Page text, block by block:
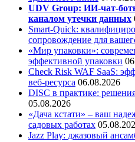
UDV Group: ИИ-чат-
каналом утечки данных
Smart-Quick:
сопровождение для
«Мир упаковки»:
эффективной упаковки
Check Risk WAF SaaS:
веб-ресурса 06.08.2026
DISC в практике:
05.08.2026
«Дача кстати» – ваш
садовых работах
Jazz Play: джазовый